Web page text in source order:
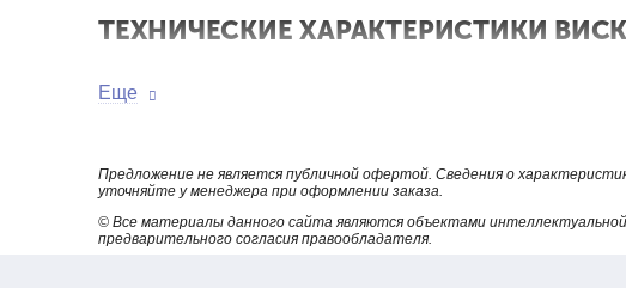
ТЕХНИЧЕСКИЕ ХАРАКТЕРИСТИКИ
Внутренний диаметр сопла, мм 5,4±0,025 или 2,5±0,025
Время истечения, с 5...200
Масса, кг ?0,4
Еще
Предложение не является публичной офертой. Сведения о
уточняйте у менеджера при оформлении заказа.
© Все материалы данного сайта являются объектами
предварительного согласия правообладателя.